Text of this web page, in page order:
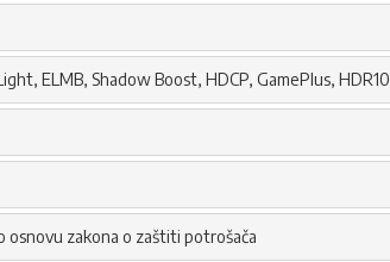
ELMB, Shadow Boost, HDCP, GamePlus, HDR10
osnovu zakona o zaštiti potrošača